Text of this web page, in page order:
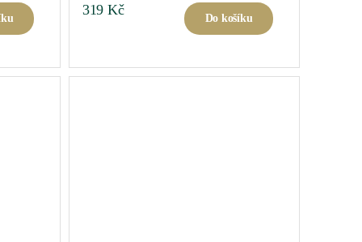
319 Kč
Do košíku